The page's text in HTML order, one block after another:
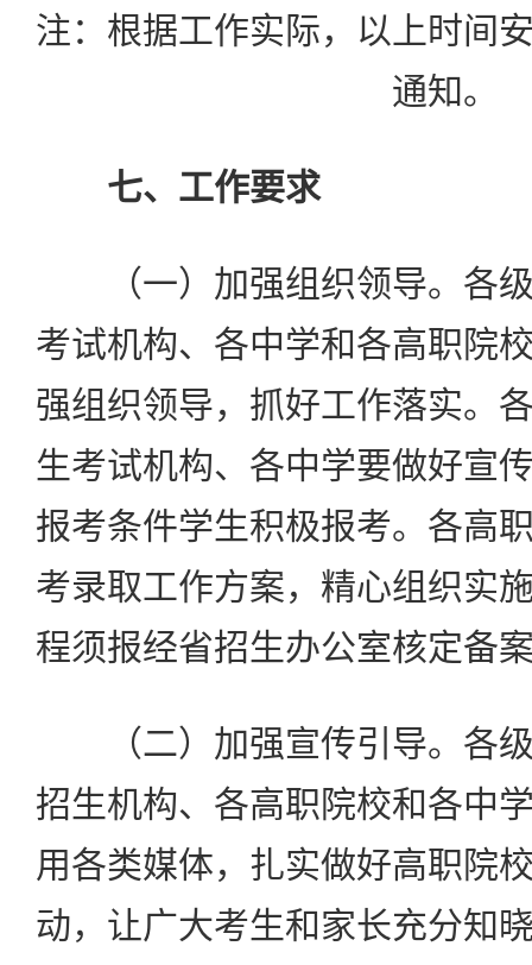
注：根据工作实际，以上时间
通知。
七、工作要求
（一）加强组织领导。各级
考试机构、各中学和各高职院
强组织领导，抓好工作落实。
生考试机构、各中学要做好宣
报考条件学生积极报考。各高
考录取工作方案，精心组织实
程须报经省招生办公室核定备
（二）加强宣传引导。各级
招生机构、各高职院校和各中
用各类媒体，扎实做好高职院
动，让广大考生和家长充分知